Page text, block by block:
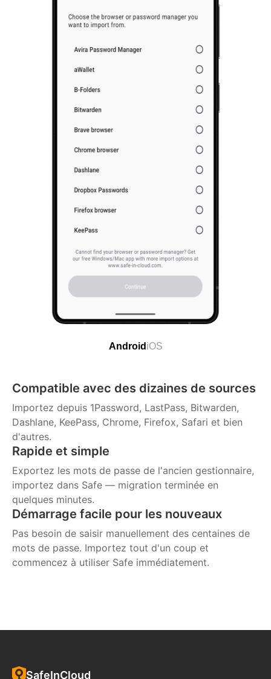
Android iOS
Compatible avec des dizaines de sources
Importez depuis 1Password, LastPass, Bitwarden,
Dashlane, KeePass, Chrome, Firefox, Safari et bien
d'autres.
Rapide et simple
Exportez les mots de passe de l'ancien gestionnaire,
importez dans Safe — migration terminée en
quelques minutes.
Démarrage facile pour les nouveaux
Pas besoin de saisir manuellement des centaines de
mots de passe. Importez tout d'un coup et
commencez à utiliser Safe immédiatement.
SafeInCloud